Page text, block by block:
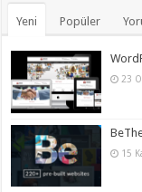
Yeni Popüler
23
15